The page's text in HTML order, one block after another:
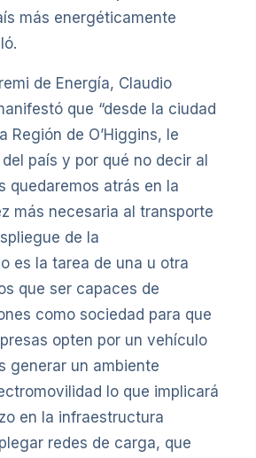
más energéticamente
de Energía, Claudio
que “desde la ciudad
Región de O’Higgins, le
país y por qué no decir al
quedaremos atrás en la
más necesaria al transporte
de la
es la tarea de una u otra
que ser capaces de
como sociedad para que
opten por un vehículo
generar un ambiente
lo que implicará
en la infraestructura
redes de carga, que